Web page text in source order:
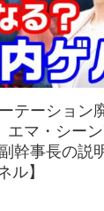
テーション
エマ・シー
幹事長の説
ル】